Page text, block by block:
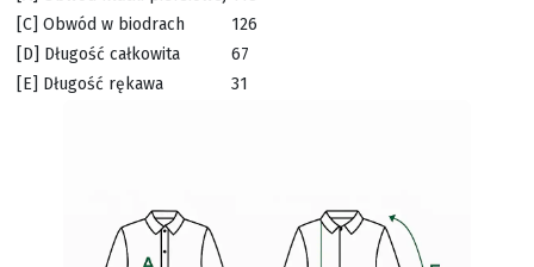
[C] Obwód w biodrach
126
[D] Długość całkowita
67
[E] Długość rękawa
31